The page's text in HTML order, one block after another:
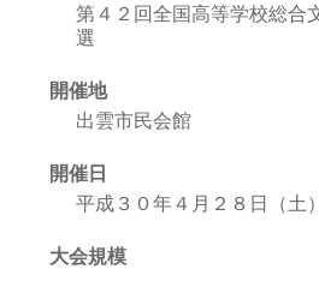
第４２回全国高等学校総合
選
開催地
出雲市民会館
開催日
平成３０年４月２８日（土）
大会規模